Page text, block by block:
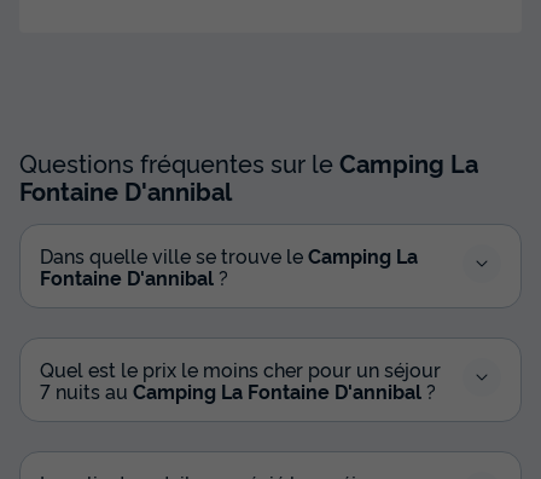
Questions fréquentes sur leCamping La
Fontaine D'annibal
Dans quelle ville se trouve leCamping La
Fontaine D'annibal ?
Quel est le prix le moins cher pour un séjour
7 nuits au Camping La Fontaine D'annibal ?